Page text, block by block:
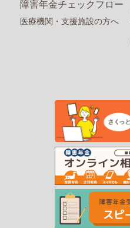
障害年金チェックフロー
医療機関・支援施設の方へ